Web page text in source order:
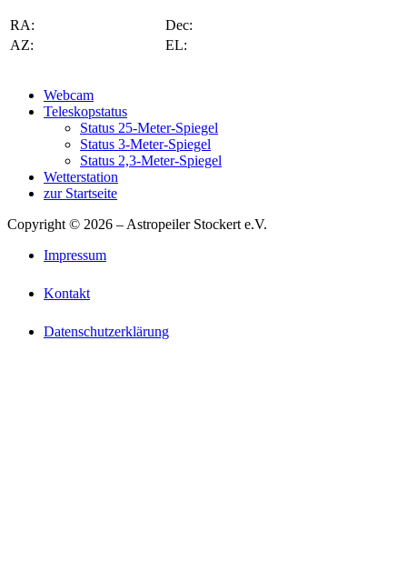
RA:
Dec:
AZ:
EL:
Webcam
Teleskopstatus
Status 25-Meter-Spiegel
Status 3-Meter-Spiegel
Status 2,3-Meter-Spiegel
Wetterstation
zur Startseite
Copyright © 2026 – Astropeiler Stockert e.V.
Impressum
Kontakt
Datenschutzerklärung